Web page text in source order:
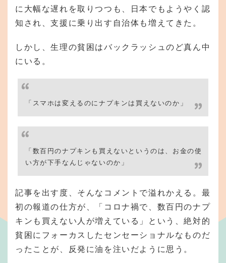
に大幅な遅れを取りつつも、日本でもようやく認
知され、支援に乗り出す自治体も増えてきた。
しかし、生理の貧困はバックラッシュのど真ん中
にいる。
「スマホは変えるのにナプキンは買えないのか」
「数百円のナプキンも買えないというのは、お金の使
い方が下手なんじゃないのか」
記事を出す度、そんなコメントで溢れかえる。最
初の報道の仕方が、「コロナ禍で、数百円のナプ
キンも買えない人が増えている」という、絶対的
貧困にフォーカスしたセンセーショナルなものだ
ったことが、反発に油を注いだように思う。